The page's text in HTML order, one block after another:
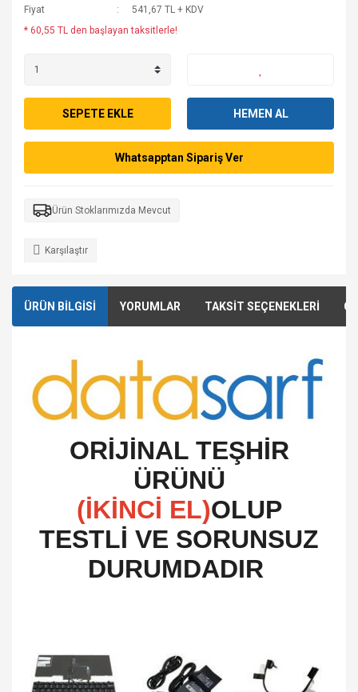
Fiyat
541,67 TL + KDV
* 60,55 TL den başlayan taksitlerle!
SEPETE EKLE HEMEN AL
Whatsapptan Sipariş Ver
Ürün Stoklarımızda Mevcut
Karşılaştır
ÜRÜN BİLGİSİ YORUMLAR TAKSİT SEÇENEKLERİ
ORİJİNAL TEŞHİR
ÜRÜNÜ
(İKİNCİ EL)OLUP
TESTLİ VE SORUNSUZ
DURUMDADIR